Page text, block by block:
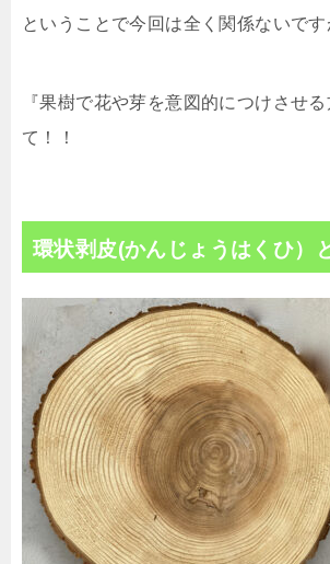
ということで今回は全く関係ないです
『果樹で花や芽を意図的につけさせ
て！！
環状剥皮(かんじょうはくひ）